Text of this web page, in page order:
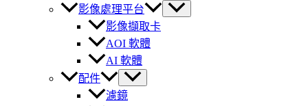
影像處理平台
影像擷取卡
AOI 軟體
AI 軟體
配件
濾鏡